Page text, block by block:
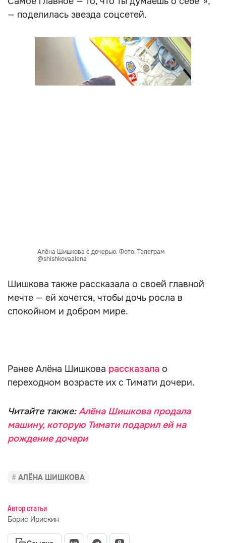
— поделилась звезда соцсетей.
Алёна Шишкова с дочерью. Фото: Телеграм
@shishkovaalena
Шишкова также рассказала о своей главной
мечте — ей хочется, чтобы дочь росла в
спокойном и добром мире.
Ранее Алёна Шишкова рассказала о
переходном возрасте их с Тимати дочери.
Читайте также:Алёна Шишкова продала
машину, которую Тимати подарил ей на
рождение дочери
АЛЁНА ШИШКОВА
Автор статьи
Борис Ирискин